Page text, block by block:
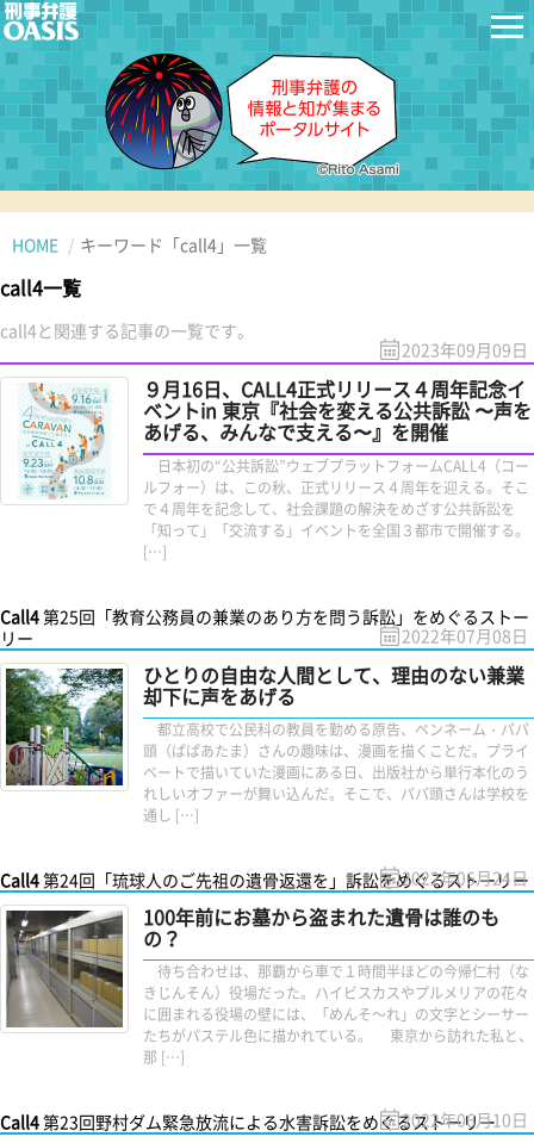
HOME キーワード「call4」一覧
call4一覧
call4と関連する記事の一覧です。
2023年09月09日
９月16日、CALL4正式リリース４周年記念イ
ベントin 東京『社会を変える公共訴訟 〜声を
あげる、みんなで支える〜』を開催
日本初の“公共訴訟”ウェブプラットフォームCALL4（コー
ルフォー）は、この秋、正式リリース４周年を迎える。そこ
で４周年を記念して、社会課題の解決をめざす公共訴訟を
「知って」「交流する」イベントを全国３都市で開催する。
[…]
Call4第25回「教育公務員の兼業のあり方を問う訴訟」をめぐるストー
リー
2022年07月08日
ひとりの自由な人間として、理由のない兼業
却下に声をあげる
都立高校で公民科の教員を勤める原告、ペンネーム・パパ
頭（ぱぱあたま）さんの趣味は、漫画を描くことだ。プライ
ベートで描いていた漫画にある日、出版社から単行本化のう
れしいオファーが舞い込んだ。そこで、パパ頭さんは学校を
通し […]
Call4第24回「琉球人のご先祖の遺骨返還を」訴訟をめぐるストーリー
2022年06月24日
100年前にお墓から盗まれた遺骨は誰のも
の？
待ち合わせは、那覇から車で１時間半ほどの今帰仁村（な
きじんそん）役場だった。ハイビスカスやプルメリアの花々
に囲まれる役場の壁には、「めんそ～れ」の文字とシーサー
たちがパステル色に描かれている。 東京から訪れた私と、
那 […]
Call4第23回野村ダム緊急放流による水害訴訟をめぐるストーリー
2022年06月10日